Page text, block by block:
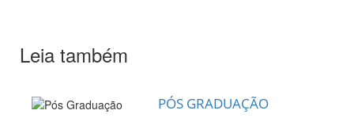
Leia também
PÓS GRADUAÇÃO